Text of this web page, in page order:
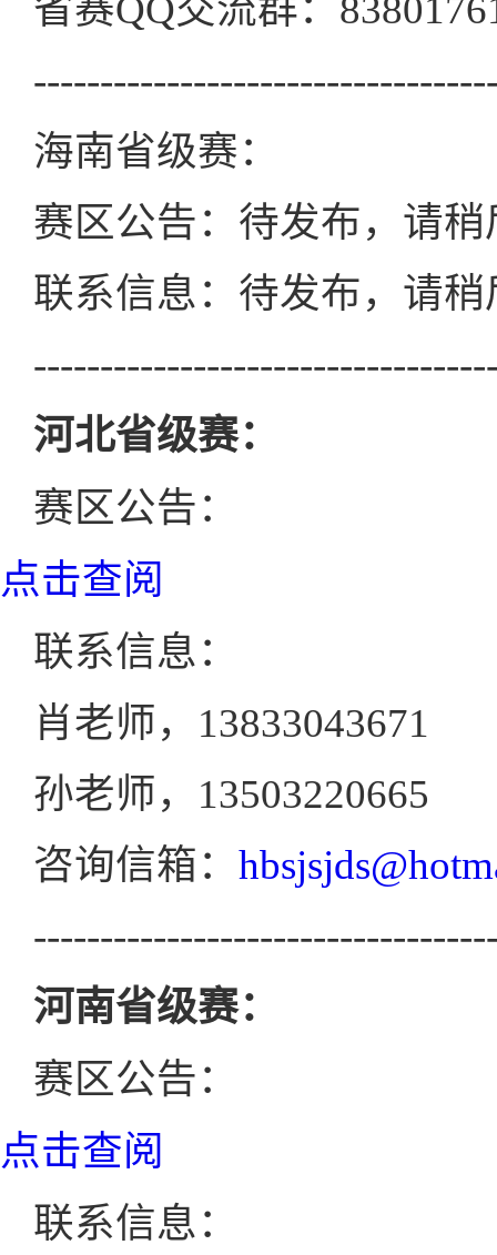
省赛QQ交流群：
海南省级赛：
赛区公告：待发布，请稍
联系信息：待发布，请稍
河北省级赛：
赛区公告：
点击查阅
联系信息：
肖老师，13833043671
孙老师，13503220665
咨询信箱：
河南省级赛：
赛区公告：
点击查阅
联系信息：